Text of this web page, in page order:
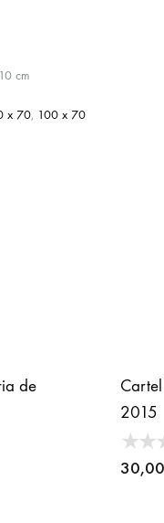
cm
x 70, 100 x 70
de
2015
30,00